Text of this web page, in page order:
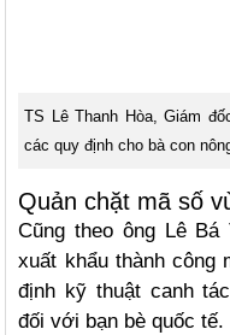
TS Lê Thanh Hòa, Giám
các quy định cho bà con
Quản chặt mã số
Cũng theo ông Lê Bá
xuất khẩu thành công
định kỹ thuật canh
đối với bạn bè quốc tế.